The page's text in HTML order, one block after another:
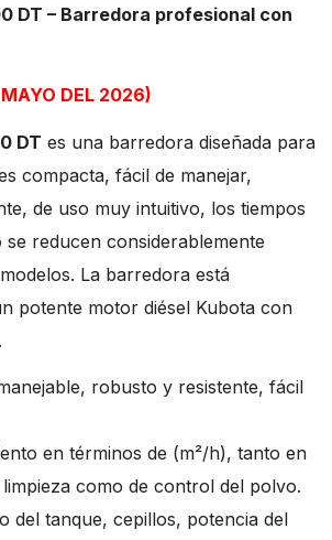
DT – Barredora profesional con
DEL 2026)
DT es una barredora diseñada para
compacta, fácil de manejar,
de uso muy intuitivo, los tiempos
se reducen considerablemente
La barredora está
potente motor diésel Kubota con
robusto y resistente, fácil
en términos de (m²/h), tanto en
como de control del polvo.
del tanque, cepillos, potencia del